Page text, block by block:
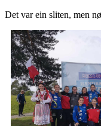
Det var ein sliten, men